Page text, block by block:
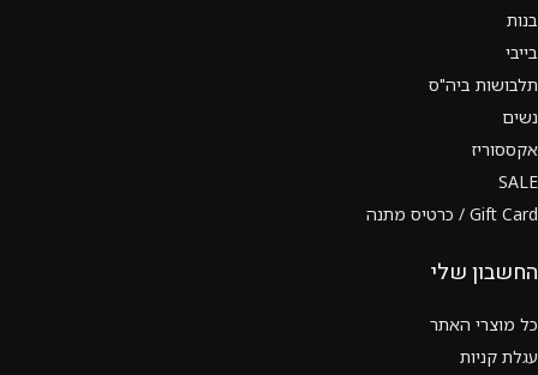
בנות
בייבי
תלבושות ביה"ס
נשים
אקססוריז
SALE
Gift Card / כרטיס מתנה
החשבון שלי
כל מוצרי האתר
עגלת קניות